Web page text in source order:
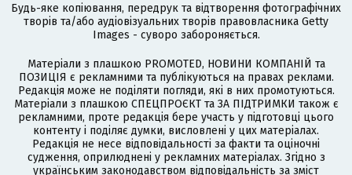
Будь-яке копіювання, передрук та відтворення фотографічних
творів та/або аудіовізуальних творів правовласника Getty
Images - суворо забороняється.
Матеріали з плашкою PROMOTED, НОВИНИ КОМПАНІЙ та
ПОЗИЦІЯ є рекламними та публікуються на правах реклами.
Редакція може не поділяти погляди, які в них промотуються.
Матеріали з плашкою СПЕЦПРОЄКТ та ЗА ПІДТРИМКИ також є
рекламними, проте редакція бере участь у підготовці цього
контенту і поділяє думки, висловлені у цих матеріалах.
Редакція не несе відповідальності за факти та оціночні
судження, оприлюднені у рекламних матеріалах. Згідно з
українським законодавством відповідальність за зміст